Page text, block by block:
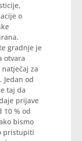
o
gradnje je
otvara
za
od
taj da
prijave
10 % od
bismo
pristupiti